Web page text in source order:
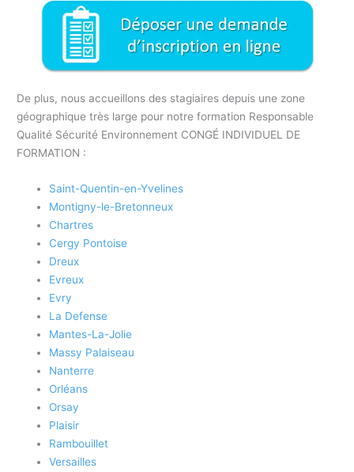
De plus, nous accueillons des stagiaires depuis une zone
géographique très large pour notre formation Responsable
Qualité Sécurité Environnement CONGÉ INDIVIDUEL DE
FORMATION :
Saint-Quentin-en-Yvelines
Montigny-le-Bretonneux
Chartres
Cergy Pontoise
Dreux
Evreux
Evry
La Defense
Mantes-La-Jolie
Massy Palaiseau
Nanterre
Orléans
Orsay
Plaisir
Rambouillet
Versailles